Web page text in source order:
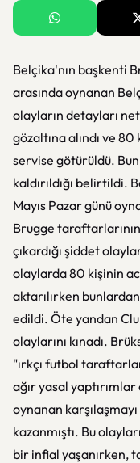
Belçika'nın başkenti
arasında oynanan
olayların detayları
gözaltına alındı ve
servise götürüldü.
kaldırıldığı belirtildi.
Mayıs Pazar günü
Brugge
çıkardığı şiddet
olaylarda 80 kişinin
aktarılırken
edildi. Öte yandan
olaylarını kınadı.
"ırkçı futbol
ağır yasal
oynanan
kazanmıştı. Bu
bir infial yaşanırken,